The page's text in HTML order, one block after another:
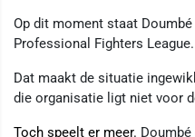
Op dit moment staat
Professional Fighters League.
Dat maakt de situatie
die organisatie ligt niet voor
Toch speelt er meer.